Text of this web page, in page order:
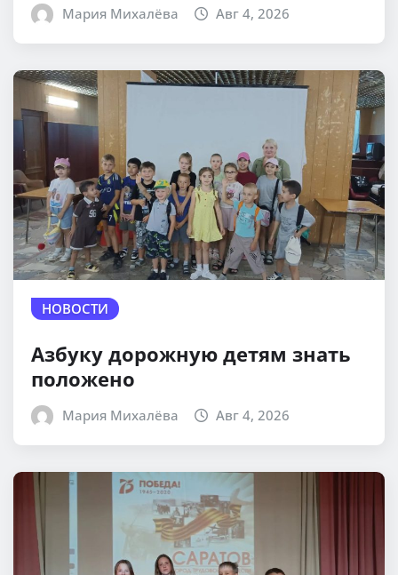
Мария Михалёва Авг 4, 2026
НОВОСТИ
Азбуку дорожную детям знать
положено
Мария Михалёва Авг 4, 2026